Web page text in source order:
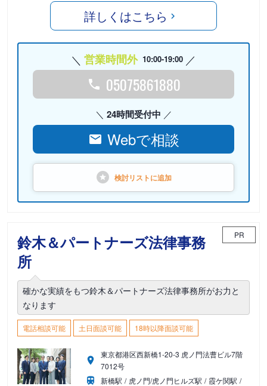
詳しくはこちら
営業時間外 10:00-19:00
05075861880
24時間受付中
Webで相談
検討リストに追加
鈴木＆パートナーズ法律事務
所
PR
確かな実績をもつ鈴木＆パートナーズ法律事務所がお力と
なります
電話相談可能 土日面談可能 18時以降面談可能
東京都港区西新橋1-20-3 虎ノ門法曹ビル7階
7012号
新橋駅
虎ノ門/虎ノ門ヒルズ駅
霞ケ関駅